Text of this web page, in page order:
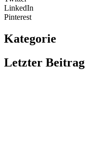
LinkedIn
Pinterest
Kategorie
Letzter Beitrag